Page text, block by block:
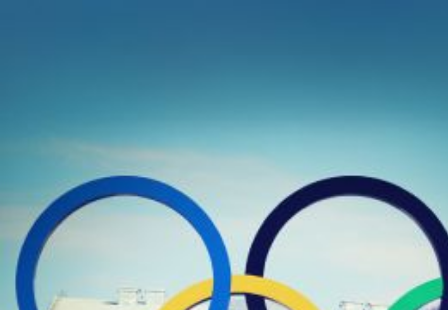
Le dialogue social engagé pour une Intelligence Artificielle au service du public et des agents
Nous rejoindre
Comment Agir ?
Médias